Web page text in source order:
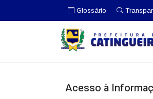
Glossário
Acesso à